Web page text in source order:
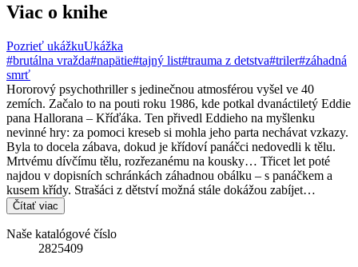
Viac o knihe
Pozrieť ukážkuUkážka
#brutálna vražda#napätie#tajný list#trauma z detstva#triler#záhadná
smrť
Hororový psychothriller s jedinečnou atmosférou vyšel ve 40
zemích. Začalo to na pouti roku 1986, kde potkal dvanáctiletý Eddie
pana Hallorana – Kříďáka. Ten přivedl Eddieho na myšlenku
nevinné hry: za pomoci kreseb si mohla jeho parta nechávat vzkazy.
Byla to docela zábava, dokud je křídoví panáčci nedovedli k tělu.
Mrtvému dívčímu tělu, rozřezanému na kousky… Třicet let poté
najdou v dopisních schránkách záhadnou obálku – s panáčkem a
kusem křídy. Strašáci z dětství možná stále dokážou zabíjet…
Čítať viac
Naše katalógové číslo
2825409